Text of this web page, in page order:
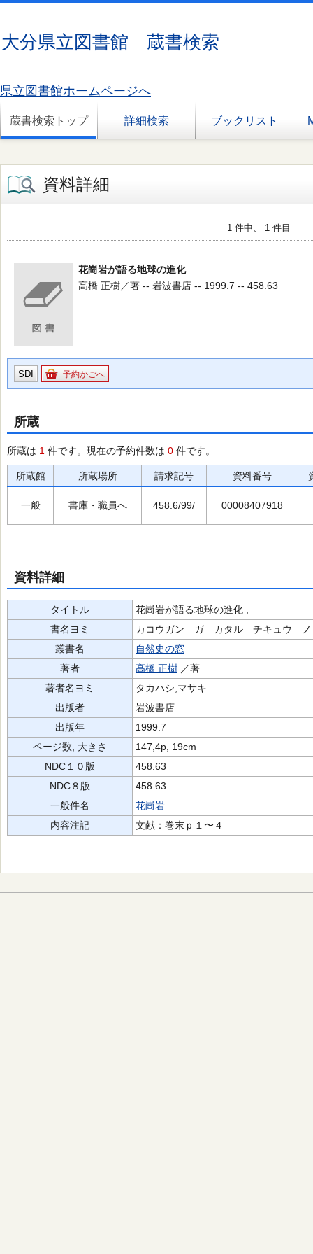
大分県立図書館 蔵書検索
県立図書館ホームページへ
蔵書検索トップ 詳細検索 ブックリスト
資料詳細
1 件中、 1 件目
花崗岩が語る地球の進化
高橋 正樹／著 -- 岩波書店 -- 1999.7 -- 458.63
SDI 予約かごへ
所蔵
所蔵は 1 件です。現在の予約件数は 0 件です。
所蔵館 所蔵場所 請求記号 資料番号
一般 書庫・職員へ 458.6/99/ 00008407918
資料詳細
タイトル
花崗岩が語る地球の進化 ,
書名ヨミ
カコウガン ガ カタル チキュウ
叢書名
自然史の窓
著者
高橋 正樹 ／著
著者名ヨミ
タカハシ,マサキ
出版者
岩波書店
出版年
1999.7
ページ数, 大きさ
147,4p, 19cm
NDC１０版
458.63
NDC８版
458.63
一般件名
花崗岩
内容注記
文献：巻末ｐ１〜４